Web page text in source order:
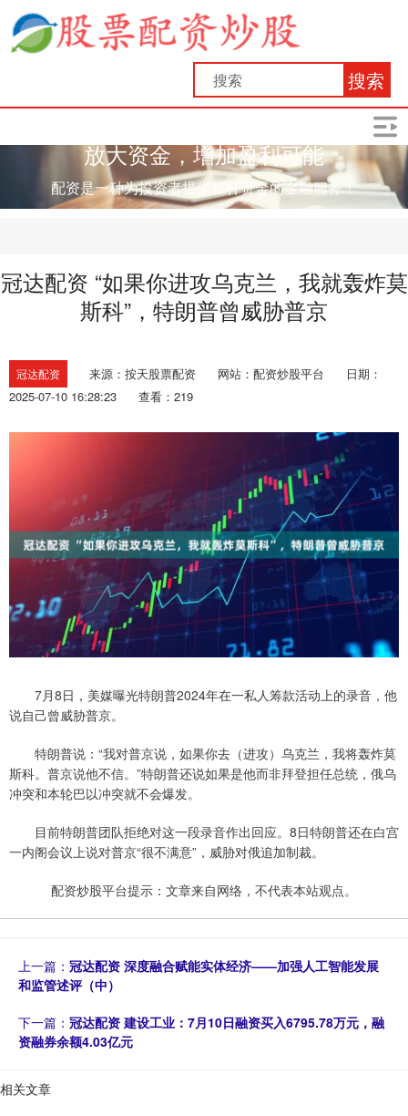
搜索
放大资金，增加盈利可能
配资是一种为投资者提供杠杆资金的金融服务！
冠达配资 “如果你进攻乌克兰，我就轰炸莫
斯科”，特朗普曾威胁普京
冠达配资 来源：按天股票配资 网站：配资炒股平台
日期：
2025-07-10 16:28:23
查看：219
7月8日，美媒曝光特朗普2024年在一私人筹款活动上的录音，他
说自己曾威胁普京。
特朗普说：“我对普京说，如果你去（进攻）乌克兰，我将轰炸莫
斯科。普京说他不信。”特朗普还说如果是他而非拜登担任总统，俄乌
冲突和本轮巴以冲突就不会爆发。
目前特朗普团队拒绝对这一段录音作出回应。8日特朗普还在白宫
一内阁会议上说对普京“很不满意”，威胁对俄追加制裁。
配资炒股平台提示：文章来自网络，不代表本站观点。
上一篇： 冠达配资 深度融合赋能实体经济——加强人工智能发展
和监管述评（中）
下一篇： 冠达配资 建设工业：7月10日融资买入6795.78万元，融
资融券余额4.03亿元
相关文章